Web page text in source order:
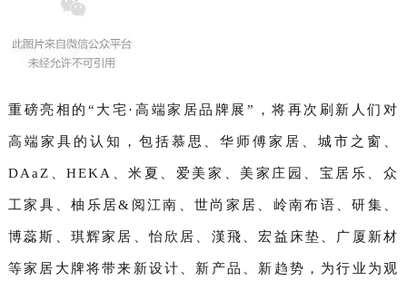
重磅亮相的“大宅·高端家居品牌展”，将再次刷新人们对
高端家具的认知，包括慕思、华师傅家居、城市之窗、
DAaZ、HEKA、米夏、爱美家、美家庄园、宝居乐、众
工家具、柚乐居&阅江南、世尚家居、岭南布语、研集、
博蕊斯、琪辉家居、怡欣居、漢飛、宏益床垫、广厦新材
等家居大牌将带来新设计、新产品、新趋势，为行业为观